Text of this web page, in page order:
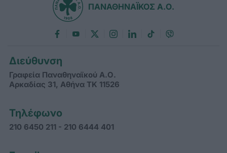
ΠΑΝΑΘΗΝΑΪΚΟΣ Α.Ο.
Διεύθυνση
Γραφεία Παναθηναϊκού Α.Ο.
Αρκαδίας 31, Αθήνα ΤΚ 11526
Τηλέφωνο
210 6450 211 - 210 6444 401